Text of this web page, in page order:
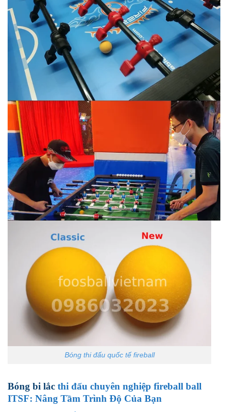
Bóng thi đấu quốc tế fireball
Bóng bi lắc thi đấu chuyên nghiệp fireball ball
ITSF: Nâng Tầm Trình Độ Của Bạn